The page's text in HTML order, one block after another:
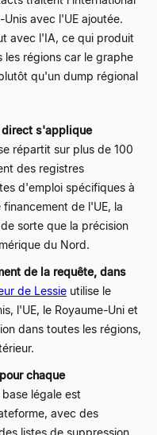
avec l'UE ajoutée.
avec l'IA, ce qui produit
les régions car le graphe
qu'un dump régional
direct s'applique
répartit sur plus de 100
des registres
d'emploi spécifiques à
de l'UE, la
sorte que la précision
du Nord.
de la requête, dans
de Lessie utilise le
l'UE, le Royaume-Uni et
dans toutes les régions,
chaque
légale est
avec des